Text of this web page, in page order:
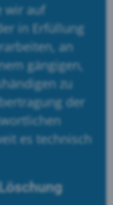
wir auf
in Erfüllung
an
gängigen,
zu
der
es technisch